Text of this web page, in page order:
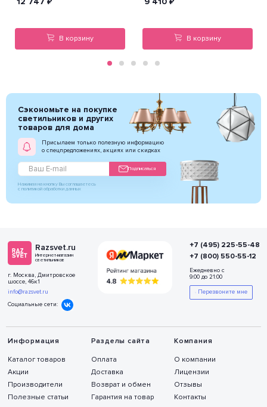
В корзину В корзину
Сэкономьте на покупке
светильников и других
товаров для дома
Присылаем только полезную информацию
о спецпредложениях, акциях или скидках
Подписаться
Нажимая на кнопку Вы соглашаетесь
с политикой обработки данных
Razsvet.ru
Интернет-магазин
светильников
г. Москва, Дмитровское
шоссе, 46к1
info@razsvet.ru
Социальные сети:
Информация
Каталог товаров
Акции
Производители
Полезные статьи
Разделы сайта
Оплата
Доставка
Возврат и обмен
Гарантия на товар
Компания
О компании
Лицензии
Отзывы
Контакты
+7 (495) 225-55-48
+7 (800) 550-55-12
Ежедневно с
9:00 до 21:00
Перезвоните мне